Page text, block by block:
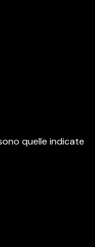
quelle indicate